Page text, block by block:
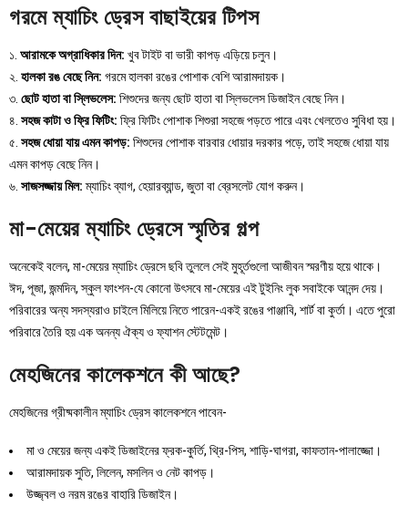
গরমে ম্যাচিং ড্রেস বাছাইয়ের টিপস
১. আরামকে অগ্রাধিকার দিন: খুব টাইট বা ভারী কাপড় এড়িয়ে চলুন।
২. হালকা রঙ বেছে নিন: গরমে হালকা রঙের পোশাক বেশি আরামদায়ক।
৩. ছোট হাতা বা স্লিভলেস: শিশুদের জন্য ছোট হাতা বা স্লিভলেস ডিজাইন বেছে নিন।
৪. সহজ কাটা ও ফ্রি ফিটিং: ফ্রি ফিটিং পোশাক শিশুরা সহজে পড়তে পারে এবং খেলতেও সুবিধা হয়।
৫. সহজ ধোয়া যায় এমন কাপড়: শিশুদের পোশাক বারবার ধোয়ার দরকার পড়ে, তাই সহজে ধোয়া যায়
এমন কাপড় বেছে নিন।
৬. সাজসজ্জায় মিল:ম্যাচিং ব্যাগ, হেয়ারব্যান্ড, জুতা বা ব্রেসলেট যোগ করুন।
মা-মেয়ের ম্যাচিং ড্রেসে স্মৃতির গল্প
অনেকেই বলেন, মা-মেয়ের ম্যাচিং ড্রেসে ছবি তুললে সেই মুহূর্তগুলো আজীবন স্মরণীয় হয়ে থাকে।
ঈদ, পূজা, জন্মদিন, স্কুল ফাংশন-যে কোনো উৎসবে মা-মেয়ের এই টুইনিং লুক সবাইকে আনন্দ দেয়।
পরিবারের অন্য সদস্যরাও চাইলে মিলিয়ে নিতে পারেন-একই রঙের পাঞ্জাবি, শার্ট বা কুর্তা। এতে পুরো
পরিবারে তৈরি হয় এক অনন্য ঐক্য ও ফ্যাশন স্টেটমেন্ট।
মেহজিনের কালেকশনে কী আছে?
মেহজিনের গ্রীষ্মকালীন ম্যাচিং ড্রেস কালেকশনে পাবেন-
মা ও মেয়ের জন্য একই ডিজাইনের ফ্রক-কুর্তি, থ্রি-পিস, শাড়ি-ঘাগরা, কাফতান-পালাজ্জো।
আরামদায়ক সুতি, লিলেন, মসলিন ও নেট কাপড়।
উজ্জ্বল ও নরম রঙের বাহারি ডিজাইন।